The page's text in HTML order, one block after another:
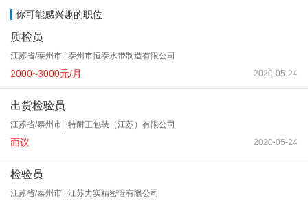
你可能感兴趣的职位
质检员
江苏省/泰州市 | 泰州市恒泰水带制造有限公司
2000~3000元/月 2020-05-24
出货检验员
江苏省/泰州市 | 特耐王包装（江苏）有限公司
面议 2020-05-24
检验员
江苏省/泰州市 | 江苏力实精密管有限公司